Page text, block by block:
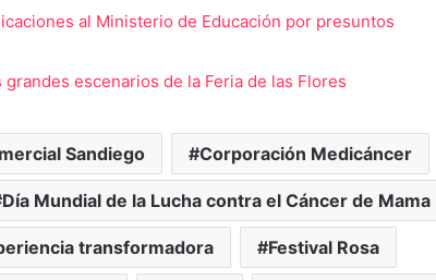
al Ministerio de Educación por presuntos
escenarios de la Feria de las Flores
Sandiego Corporación Medicáncer
Día Mundial de la Lucha contra el Cáncer de Mama
transformadora Festival Rosa